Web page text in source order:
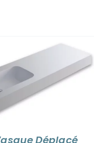
Déplacé
DÉTAILS